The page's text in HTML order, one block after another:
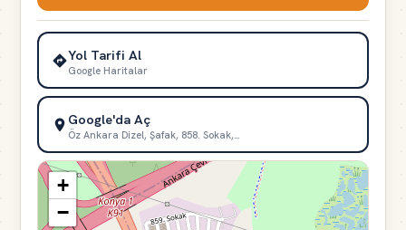
Yol Tarifi Al
Google Haritalar
Google'da Aç
Öz Ankara Dizel, Şafak, 858. Sokak,…
+
−